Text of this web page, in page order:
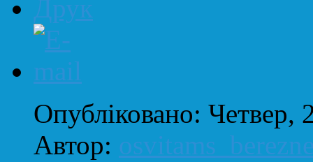
Опубліковано: Четвер,
Автор: